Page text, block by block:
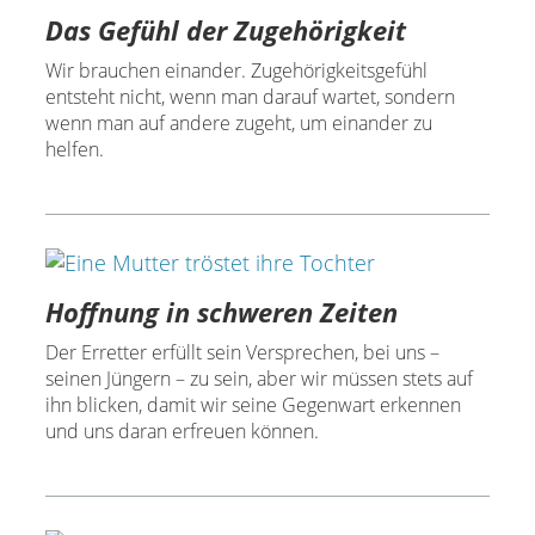
Das Gefühl der Zugehörigkeit
Wir brauchen einander. Zugehörigkeitsgefühl
entsteht nicht, wenn man darauf wartet, sondern
wenn man auf andere zugeht, um einander zu
helfen.
Hoffnung in schweren Zeiten
Der Erretter erfüllt sein Versprechen, bei uns –
seinen Jüngern – zu sein, aber wir müssen stets auf
ihn blicken, damit wir seine Gegenwart erkennen
und uns daran erfreuen können.